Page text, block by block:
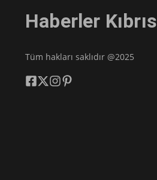
Haberler Kıbrıs
Tüm hakları saklıdır @2025